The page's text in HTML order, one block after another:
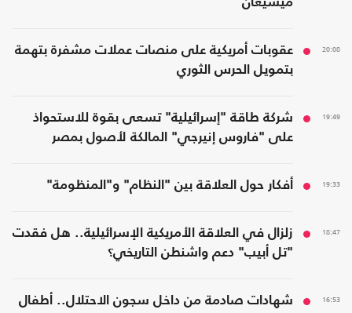
ميشيغان
20:08
عقوبات أمريكية على منصات عملات مشفرة بتهمة
بتمويل الحرس الثوري
19:49
شركة طاقة "إسرائيلية" تسعى بقوة للاستحواذ
على "فاروس إنيرجي" المالكة لأصول بمصر
19:33 أفكار حول العلاقة بين "النظام" و"المنظومة"
18:47
زلزال في العلاقة الأمريكية الإسرائيلية.. هل فقدت
"تل أبيب" دعم واشنطن التاريخي؟
16:53
شهادات صادمة من داخل سجون الاحتلال.. أطفال